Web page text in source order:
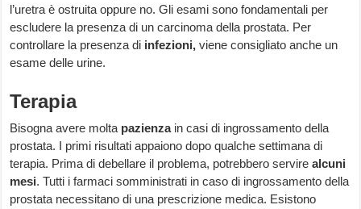
l’uretra è ostruita oppure no. Gli esami sono fondamentali per
escludere la presenza di un carcinoma della prostata. Per
controllare la presenza di infezioni, viene consigliato anche un
esame delle urine.
Terapia
Bisogna avere molta pazienzain casi di ingrossamento della
prostata. I primi risultati appaiono dopo qualche settimana di
terapia. Prima di debellare il problema, potrebbero servirealcuni
mesi. Tutti i farmaci somministrati in caso di ingrossamento della
prostata necessitano di una prescrizione medica. Esistono